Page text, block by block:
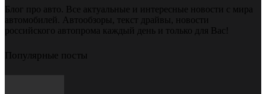
Блог про авто. Все актуальные и интересные новости с мира
автомобилей. Автообзоры, текст драйвы, новости
российского автопрома каждый день и только для Вас!
Популярные посты